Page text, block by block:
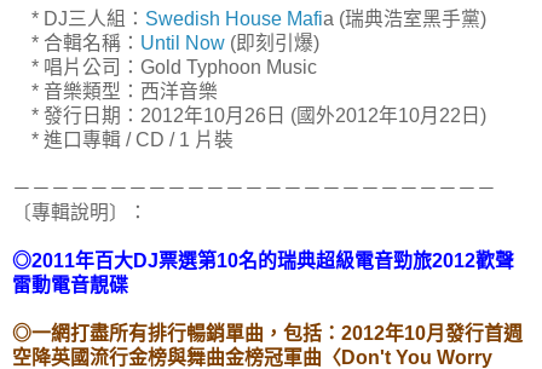
* DJ三人組： Swedish House Mafia (瑞典浩室黑手黨)
* 合輯名稱： Until Now (即刻引爆)
* 唱片公司：Gold Typhoon Music
* 音樂類型：西洋音樂
* 發行日期：2012年10月26日 (國外2012年10月22日)
* 進口專輯 / CD / 1 片裝
－－－－－－－－－－－－－－－－－－－－－－－－－
〔專輯說明〕：
◎2011年百大DJ票選第10名的瑞典超級電音勁旅2012歡聲
雷動電音靚碟
◎一網打盡所有排行暢銷單曲，包括：2012年10月發行首週
空降英國流行金榜與舞曲金榜冠軍曲〈Don't You Worry